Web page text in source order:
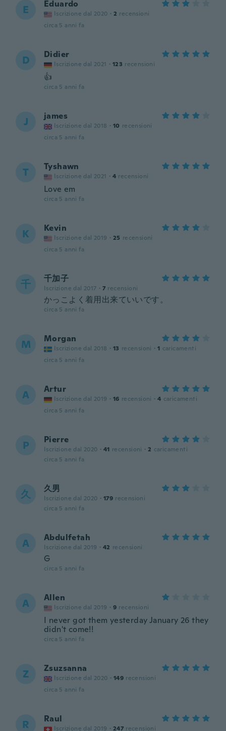
E Eduardo
Iscrizione dal 2020 · 2 recensioni
circa 5 anni fa
D Didier
Iscrizione dal 2021 · 123 recensioni
👍
circa 5 anni fa
J james
Iscrizione dal 2018 · 10 recensioni
circa 5 anni fa
T Tyshawn
Iscrizione dal 2021 · 4 recensioni
Love em
circa 5 anni fa
K Kevin
Iscrizione dal 2019 · 25 recensioni
circa 5 anni fa
千 千加子
Iscrizione dal 2017 · 7 recensioni
かっこよく着用出来ていいです。
circa 5 anni fa
M Morgan
Iscrizione dal 2018 · 13 recensioni · 1 caricamenti
circa 5 anni fa
A Artur
Iscrizione dal 2019 · 16 recensioni · 4 caricamenti
circa 5 anni fa
P Pierre
Iscrizione dal 2020 · 41 recensioni · 2 caricamenti
circa 5 anni fa
久 久男
Iscrizione dal 2020 · 179 recensioni
circa 5 anni fa
A Abdulfetah
Iscrizione dal 2019 · 42 recensioni
G
circa 5 anni fa
A Allen
Iscrizione dal 2019 · 9 recensioni
I never got them yesterday January 26 they
didn't come!!
circa 5 anni fa
Z Zsuzsanna
Iscrizione dal 2020 · 149 recensioni
circa 5 anni fa
R Raul
Iscrizione dal 2019 · 247 recensioni